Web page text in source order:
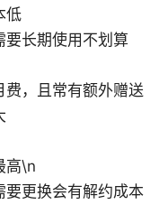
低
要长期使用不划算
费，且常有额外赠送
高\n
要更换会有解约成本